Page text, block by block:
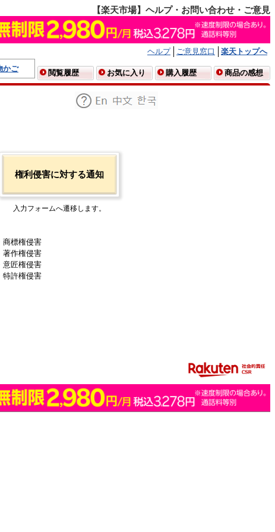
【楽天市場】ヘルプ・お問い合わせ・ご意見
ヘルプ ご意見窓口
楽天トップへ
かご
閲覧履歴 お気に入り 購入履歴 商品の感想
権利侵害に対する通知
入力フォームへ遷移します。
商標権侵害
著作権侵害
意匠権侵害
特許権侵害